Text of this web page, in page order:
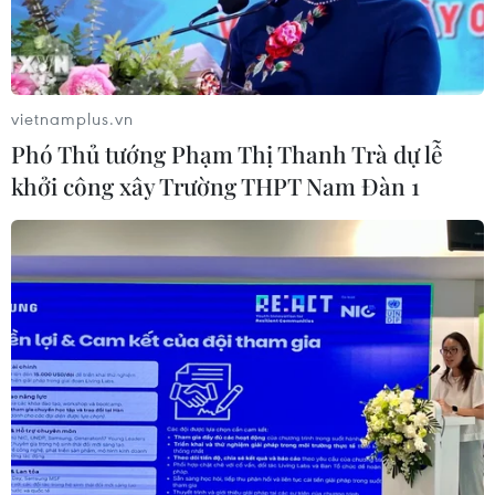
Trăn trở người giữ lửa tiếng Việt trên
lòng nước Đức
30/07/2026 08:18
Kiều bào tại Đức hơn 10 năm dành
nhà miễn phí cho con em chiến sỹ
Trường Sa
30/07/2026 02:03
vietnamplus.vn
Phó Thủ tướng Phạm Thị Thanh Trà dự lễ
khởi công xây Trường THPT Nam Đàn 1